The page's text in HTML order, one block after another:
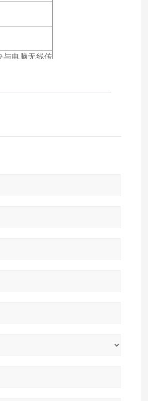
与电脑无线传